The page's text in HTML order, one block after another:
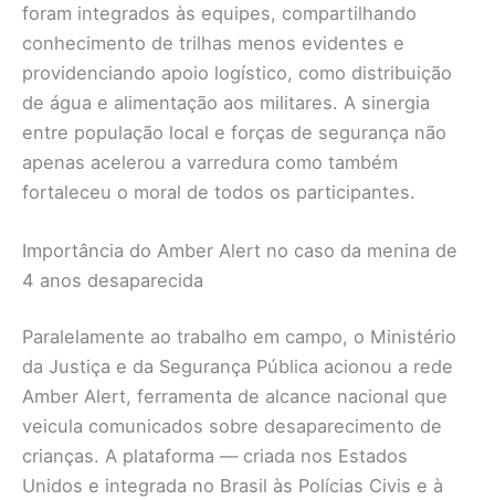
foram integrados às equipes, compartilhando
conhecimento de trilhas menos evidentes e
providenciando apoio logístico, como distribuição
de água e alimentação aos militares. A sinergia
entre população local e forças de segurança não
apenas acelerou a varredura como também
fortaleceu o moral de todos os participantes.
Importância do Amber Alert no caso da menina de
4 anos desaparecida
Paralelamente ao trabalho em campo, o Ministério
da Justiça e da Segurança Pública acionou a rede
Amber Alert, ferramenta de alcance nacional que
veicula comunicados sobre desaparecimento de
crianças. A plataforma — criada nos Estados
Unidos e integrada no Brasil às Polícias Civis e à